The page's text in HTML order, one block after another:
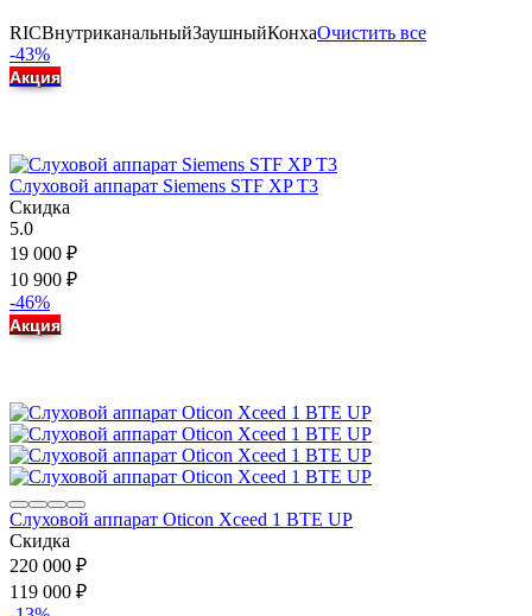
RICВнутриканальныйЗаушныйКонхаОчистить все
-43%
Акция
Слуховой аппарат Siemens STF XP T3
Скидка
5.0
19 000 ₽
10 900 ₽
-46%
Акция
Слуховой аппарат Oticon Xceed 1 BTE UP
Скидка
220 000 ₽
119 000 ₽